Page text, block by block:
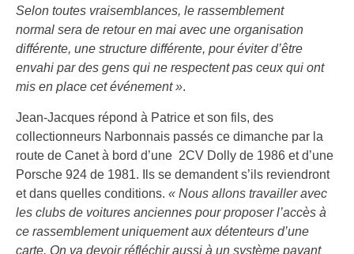
Selon toutes vraisemblances, le rassemblement
normal sera de retour en mai avec une organisation
différente, une structure différente, pour éviter d’être
envahi par des gens qui ne respectent pas ceux qui ont
mis en place cet événement ».
Jean-Jacques répond à Patrice et son fils, des
collectionneurs Narbonnais passés ce dimanche par la
route de Canet à bord d’une 2CV Dolly de 1986 et d’une
Porsche 924 de 1981. Ils se demandent s’ils reviendront
et dans quelles conditions. « Nous allons travailler avec
les clubs de voitures anciennes pour proposer l’accès à
ce rassemblement uniquement aux détenteurs d’une
carte. On va devoir réfléchir aussi à un système payant